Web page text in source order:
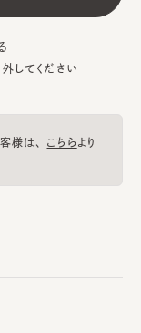
してください
様は、 こちらより